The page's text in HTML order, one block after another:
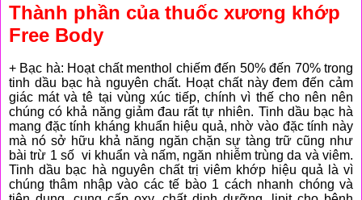
Thành phần của thuốc xương khớp
Free Body
+ Bạc hà: Hoạt chất menthol chiếm đến 50% đến 70% trong
tinh dầu bạc hà nguyên chất. Hoạt chất này đem đến cảm
giác mát và tê tại vùng xúc tiếp, chính vì thế cho nên nên
chúng có khả năng giảm đau rất tự nhiên. Tinh dầu bạc hà
mang đặc tính kháng khuẩn hiệu quả, nhờ vào đặc tính này
mà nó sở hữu khả năng ngăn chặn sự tàng trữ cũng như
bài trừ 1 số vi khuẩn và nấm, ngăn nhiễm trùng da và viêm.
Tinh dầu bạc hà nguyên chất trị viêm khớp hiệu quả là vì
chúng thâm nhập vào các tế bào 1 cách nhanh chóng và